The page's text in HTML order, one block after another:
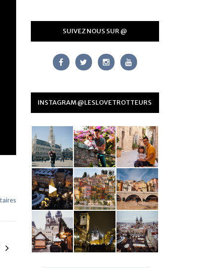
SUIVEZ NOUS SUR @
INSTAGRAM @LESLOVETROTTEURS